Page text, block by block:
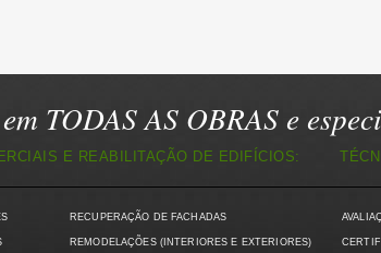
TODAS AS OBRAS e
E REABILITAÇÃO DE EDIFÍCIOS:
RECUPERAÇÃO DE FACHADAS
REMODELAÇÕES (INTERIORES E EXTERIORES)